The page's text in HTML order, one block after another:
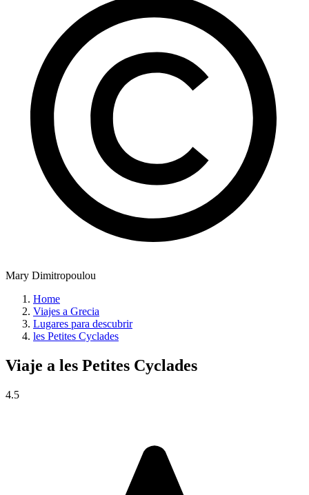
Mary Dimitropoulou
Home
Viajes a Grecia
Lugares para descubrir
les Petites Cyclades
Viaje a les Petites Cyclades
4.5